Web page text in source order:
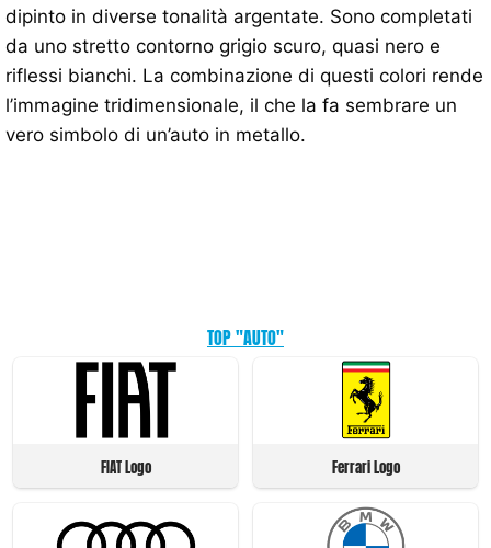
dipinto in diverse tonalità argentate. Sono completati
da uno stretto contorno grigio scuro, quasi nero e
riflessi bianchi. La combinazione di questi colori rende
l’immagine tridimensionale, il che la fa sembrare un
vero simbolo di un’auto in metallo.
TOP "AUTO"
FIAT Logo Ferrari Logo